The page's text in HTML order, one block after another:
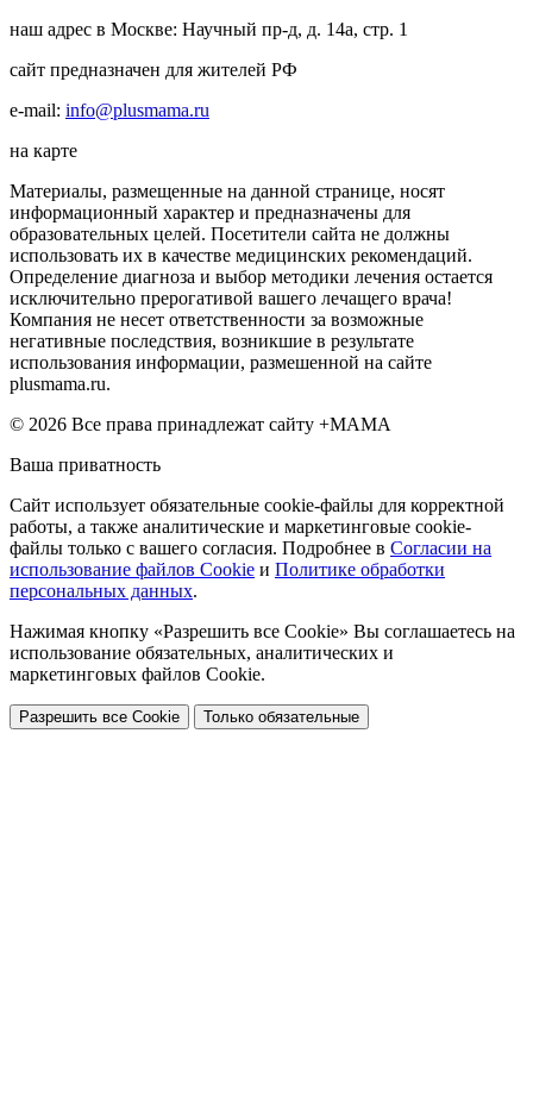
наш адрес в Москве: Научный пр-д, д. 14а, стр. 1
сайт предназначен для жителей РФ
e-mail: info@plusmama.ru
на карте
Материалы, размещенные на данной странице, носят
информационный характер и предназначены для
образовательных целей. Посетители сайта не должны
использовать их в качестве медицинских рекомендаций.
Определение диагноза и выбор методики лечения остается
исключительно прерогативой вашего лечащего врача!
Компания не несет ответственности за возможные
негативные последствия, возникшие в результате
использования информации, размешенной на сайте
plusmama.ru.
© 2026 Все права принадлежат сайту +МАМА
Ваша приватность
Сайт использует обязательные cookie-файлы для корректной
работы, а также аналитические и маркетинговые cookie-
файлы только с вашего согласия. Подробнее в Согласии на
использование файлов Cookie и Политике обработки
персональных данных.
Нажимая кнопку «Разрешить все Cookie» Вы соглашаетесь на
использование обязательных, аналитических и
маркетинговых файлов Cookie.
Разрешить все Cookie Только обязательные